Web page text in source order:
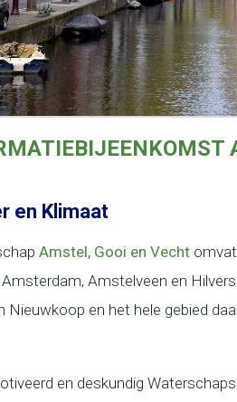
en Klimaat
Amstel, Gooi en Vecht
Amstelveen en
Nieuwkoop en het hele gebied
en deskundig